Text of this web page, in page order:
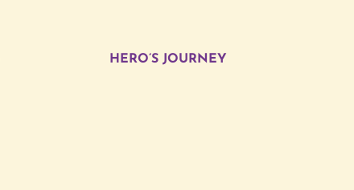
HERO’S JOURNEY